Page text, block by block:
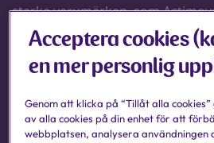
Acceptera cookies
en mer personlig
Genom att klicka på “Tillåt alla
av alla cookies på din enhet för att
webbplatsen, analysera användningen